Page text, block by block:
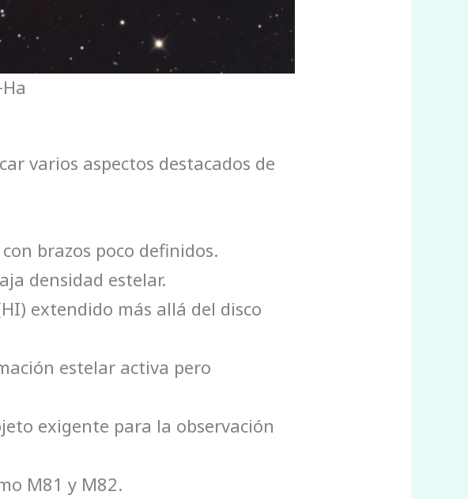
varios aspectos destacados de
brazos poco definidos.
densidad estelar.
extendido más allá del disco
estelar activa pero
exigente para la observación
M81 y M82.